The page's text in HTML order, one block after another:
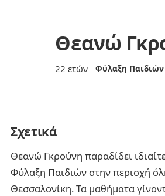
Θεανώ
22 ετών Φύλαξη Παιδιών
Σχετικά
Θεανώ Γκρούνη παραδίδει
Φύλαξη Παιδιών στην περιοχή
Θεσσαλονίκη. Τα μαθήματα